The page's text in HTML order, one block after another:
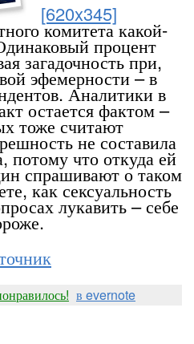
[620x345]
комитета какой-
процент
загадочность при,
эфемерности – в
Аналитики в
остается фактом –
тоже считают
не составила
потому что откуда ей
спрашивают о таком
как сексуальность
лукавить – себе
в evernote